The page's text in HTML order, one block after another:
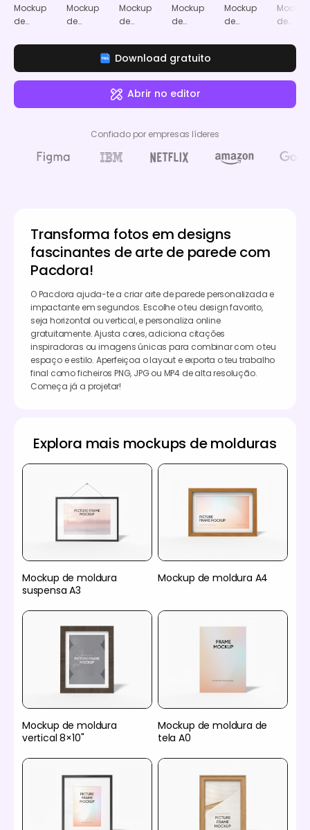
Mockup
de
suspensa
Mockup
de
A4
Mockup
de
vertical
8×10"
Mockup
de
de tela A0
Mockup
de
16×20"
Mockup
de
18×24
Download gratuito
Abrir no editor
Confiado por empresas líderes
Transforma fotos em designs
fascinantes de arte de parede com
Pacdora!
O Pacdora ajuda-te a criar arte de parede personalizada e
impactante em segundos. Escolhe o teu design favorito,
seja horizontal ou vertical, e personaliza online
gratuitamente. Ajusta cores, adiciona citações
inspiradoras ou imagens únicas para combinar com o teu
espaço e estilo. Aperfeiçoa o layout e exporta o teu trabalho
final como ficheiros PNG, JPG ou MP4 de alta resolução.
Começa já a projetar!
Explora mais mockups de molduras
Mockup de moldura
suspensa A3
Mockup de moldura A4
Mockup de moldura
vertical 8×10"
Mockup de moldura de
tela A0